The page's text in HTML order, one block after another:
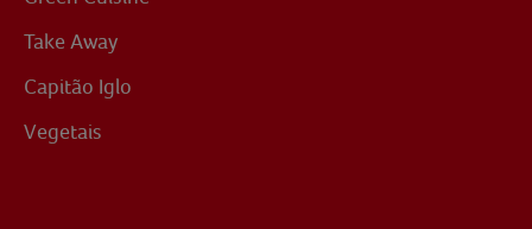
Take Away
Capitão Iglo
Vegetais